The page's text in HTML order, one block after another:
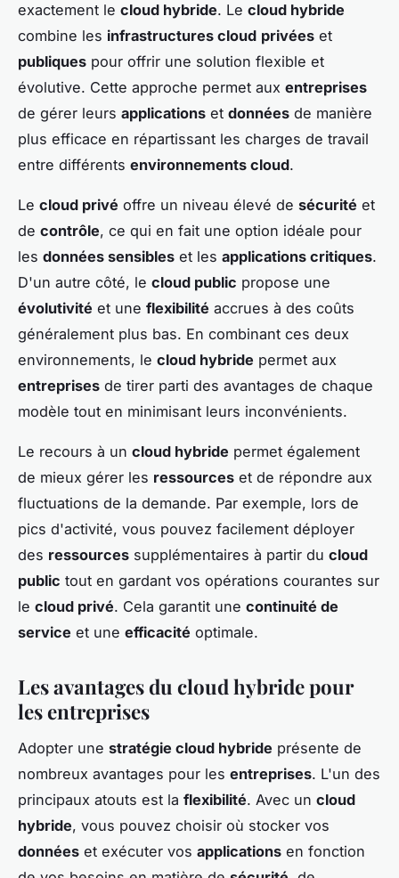
exactement le cloud hybride. Le cloud hybride
combine les infrastructures cloud privées et
publiques pour offrir une solution flexible et
évolutive. Cette approche permet aux entreprises
de gérer leurs applications et données de manière
plus efficace en répartissant les charges de travail
entre différents environnements cloud.
Le cloud privé offre un niveau élevé de sécurité et
de contrôle, ce qui en fait une option idéale pour
les données sensibles et les applications critiques.
D'un autre côté, le cloud public propose une
évolutivité et une flexibilité accrues à des coûts
généralement plus bas. En combinant ces deux
environnements, le cloud hybride permet aux
entreprises de tirer parti des avantages de chaque
modèle tout en minimisant leurs inconvénients.
Le recours à un cloud hybride permet également
de mieux gérer les ressources et de répondre aux
fluctuations de la demande. Par exemple, lors de
pics d'activité, vous pouvez facilement déployer
des ressources supplémentaires à partir du cloud
public tout en gardant vos opérations courantes sur
le cloud privé. Cela garantit une continuité de
service et une efficacité optimale.
Les avantages du cloud hybride pour
les entreprises
Adopter une stratégie cloud hybride présente de
nombreux avantages pour les entreprises. L'un des
principaux atouts est la flexibilité. Avec un cloud
hybride, vous pouvez choisir où stocker vos
données et exécuter vos applications en fonction